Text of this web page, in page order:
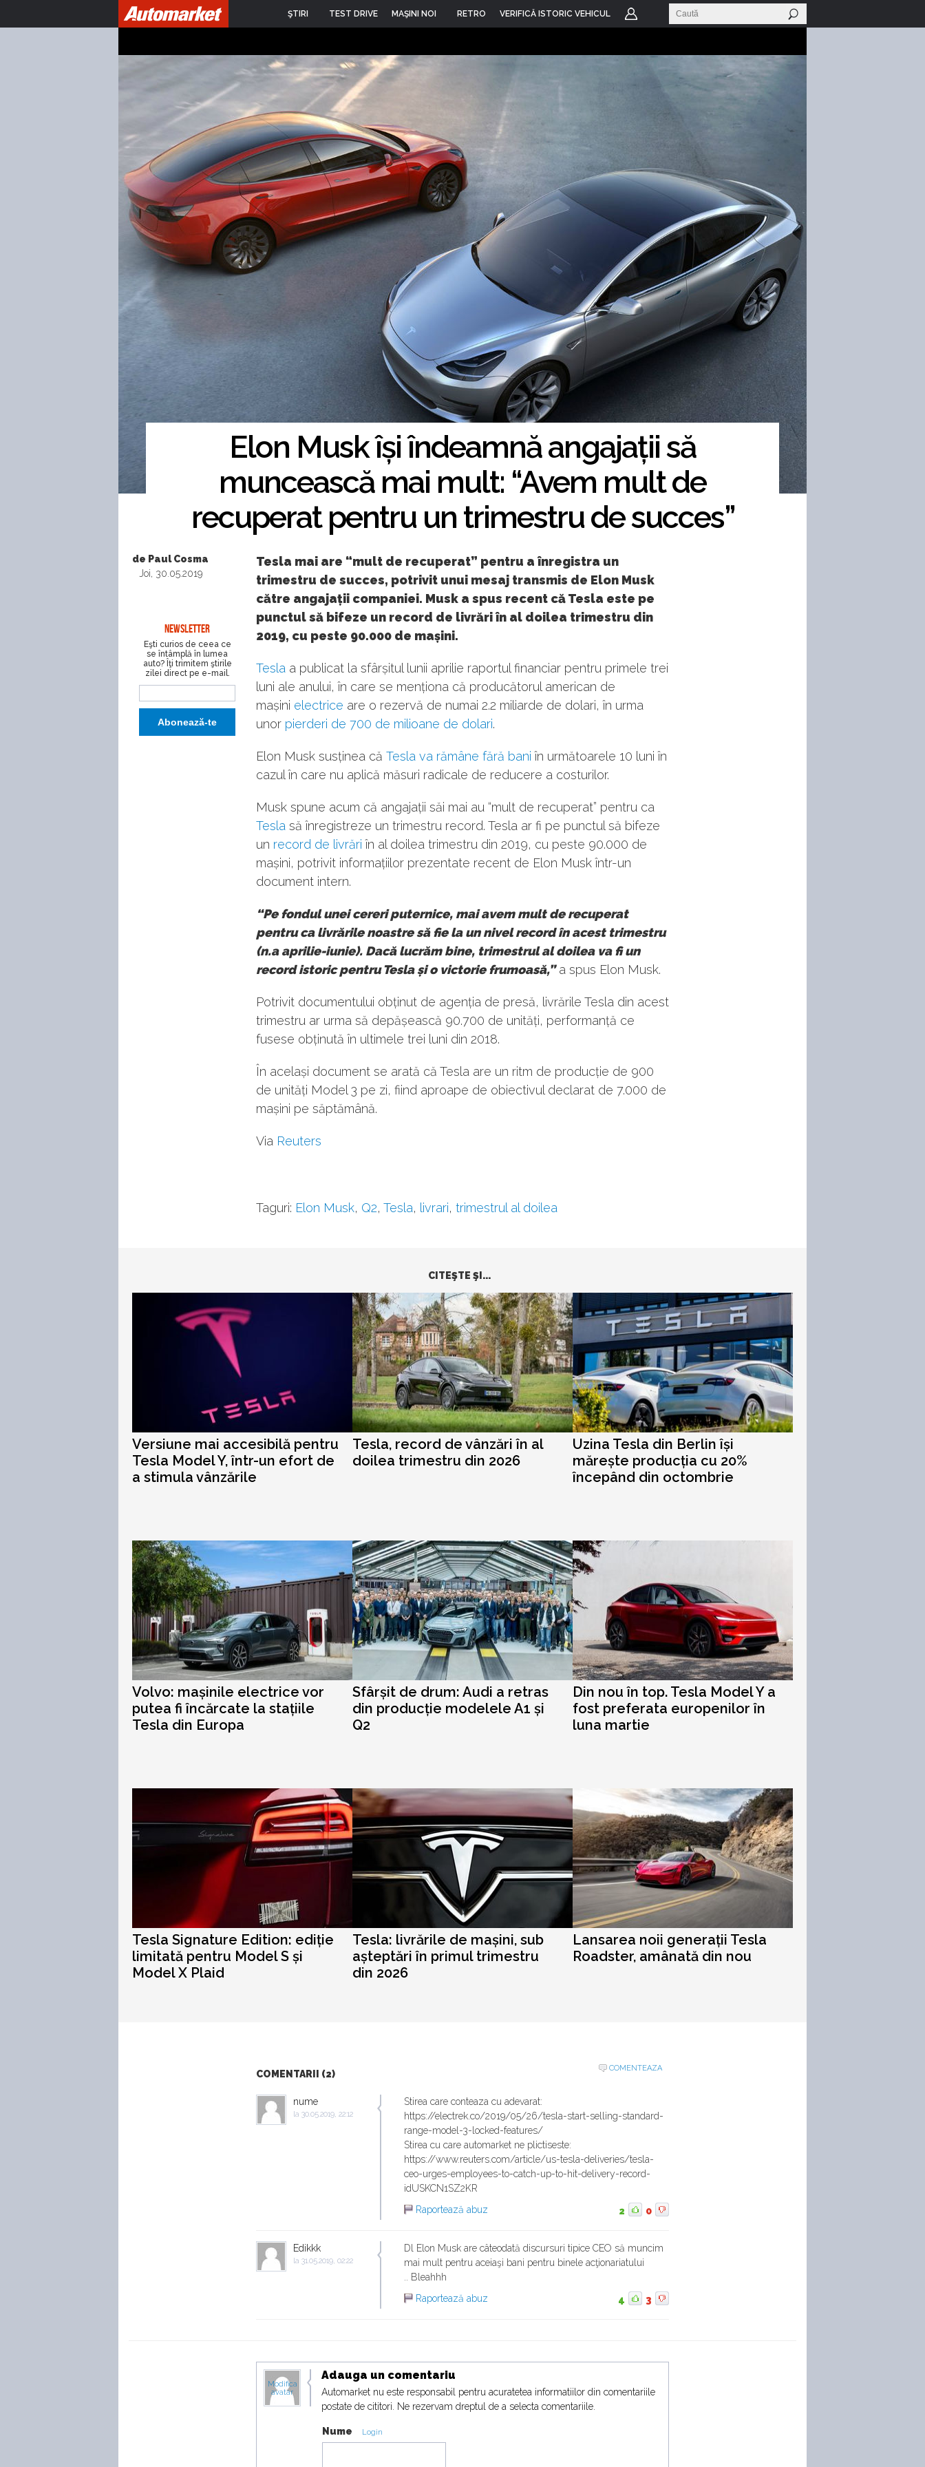
ŞTIRI TEST DRIVE MAŞINI NOI RETRO VERIFICĂ ISTORIC VEHICUL
Elon Musk își îndeamnă angajații să
muncească mai mult: “Avem mult de
recuperat pentru un trimestru de succes”
de Paul Cosma
Joi, 30.05.2019
NEWSLETTER
Eşti curios de ceea ce
se întâmplă în lumea
auto? Îţi trimitem ştirile
zilei direct pe e-mail.
Tesla mai are “mult de recuperat” pentru a înregistra un
trimestru de succes, potrivit unui mesaj transmis de Elon Musk
către angajații companiei. Musk a spus recent că Tesla este pe
punctul să bifeze un record de livrări în al doilea trimestru din
2019, cu peste 90.000 de mașini.
Tesla a publicat la sfârșitul lunii aprilie raportul financiar pentru primele trei
luni ale anului, în care se menționa că producătorul american de
mașini electrice are o rezervă de numai 2.2 miliarde de dolari, în urma
unor pierderi de 700 de milioane de dolari.
Elon Musk susținea că Tesla va rămâne fără bani în următoarele 10 luni în
cazul în care nu aplică măsuri radicale de reducere a costurilor.
Musk spune acum că angajații săi mai au “mult de recuperat” pentru ca
Tesla să înregistreze un trimestru record. Tesla ar fi pe punctul să bifeze
un record de livrări în al doilea trimestru din 2019, cu peste 90.000 de
mașini, potrivit informațiilor prezentate recent de Elon Musk într-un
document intern.
“Pe fondul unei cereri puternice, mai avem mult de recuperat
pentru ca livrările noastre să fie la un nivel record în acest trimestru
(n.a aprilie-iunie). Dacă lucrăm bine, trimestrul al doilea va fi un
record istoric pentru Tesla și o victorie frumoasă,”a spus Elon Musk.
Potrivit documentului obținut de agenția de presă, livrările Tesla din acest
trimestru ar urma să depășească 90.700 de unități, performanță ce
fusese obținută în ultimele trei luni din 2018.
În același document se arată că Tesla are un ritm de producție de 900
de unități Model 3 pe zi, fiind aproape de obiectivul declarat de 7.000 de
mașini pe săptămână.
Via Reuters
Taguri: Elon Musk, Q2, Tesla, livrari, trimestrul al doilea
CITEŞTE ŞI...
Versiune mai accesibilă pentru
Tesla Model Y, într-un efort de
a stimula vânzările
Tesla, record de vânzări în al
doilea trimestru din 2026
Uzina Tesla din Berlin își
mărește producția cu 20%
începând din octombrie
Volvo: mașinile electrice vor
putea fi încărcate la stațiile
Tesla din Europa
Sfârșit de drum: Audi a retras
din producție modelele A1 și
Q2
Din nou în top. Tesla Model Y a
fost preferata europenilor în
luna martie
Tesla Signature Edition: ediție
limitată pentru Model S și
Model X Plaid
Tesla: livrările de mașini, sub
așteptări în primul trimestru
din 2026
Lansarea noii generații Tesla
Roadster, amânată din nou
COMENTARII (2)
COMENTEAZA
nume
la 30.05.2019, 22:12
Stirea care conteaza cu adevarat:
https://electrek.co/2019/05/26/tesla-start-selling-standard-
range-model-3-locked-features/
Stirea cu care automarket ne plictiseste:
https://www.reuters.com/article/us-tesla-deliveries/tesla-
ceo-urges-employees-to-catch-up-to-hit-delivery-record-
idUSKCN1SZ2KR
Raportează abuz
2 0
Edikkk
la 31.05.2019, 02:22
Dl Elon Musk are câteodată discursuri tipice CEO să muncim
mai mult pentru aceiaşi bani pentru binele acţionariatului
.. Bleahhh
Raportează abuz
4 3
Modifica
avatar
Adauga un comentariu
Automarket nu este responsabil pentru acuratetea informatiilor din comentariile
postate de cititori. Ne rezervam dreptul de a selecta comentariile.
Nume Login